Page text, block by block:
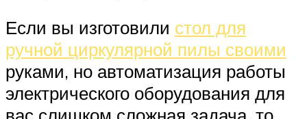
Если вы изготовили стол для
ручной циркулярной пилы своими
руками, но автоматизация работы
электрического оборудования для